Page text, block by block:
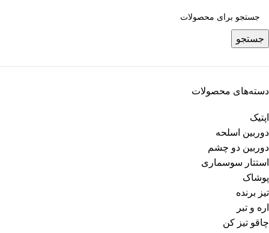
جستجو
دسته‌های محصولات
اپتیک
دوربین اسلحه
دوربین دو چشم
استتار سوسماری
پوشاک
تیز برنده
اره و تبر
چاقو تیز کن